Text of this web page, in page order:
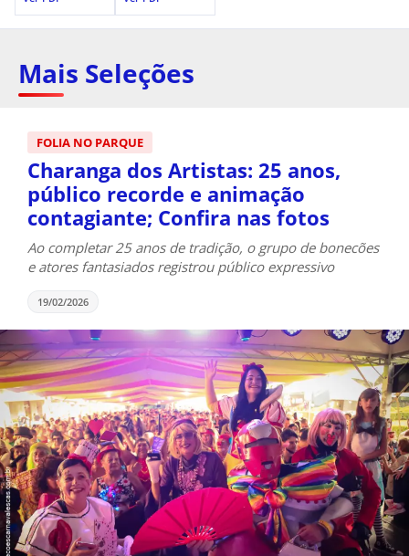
Mais Seleções
FOLIA NO PARQUE
Charanga dos Artistas: 25 anos,
público recorde e animação
contagiante; Confira nas fotos
Ao completar 25 anos de tradição, o grupo de bonecões
e atores fantasiados registrou público expressivo
19/02/2026